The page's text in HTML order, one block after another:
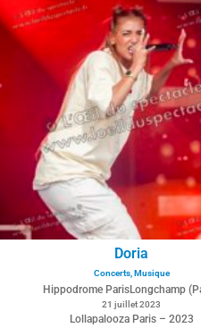
Doria
Concerts, Musique
Hippodrome ParisLongchamp
21 juillet 2023
Lollapalooza Paris – 2023